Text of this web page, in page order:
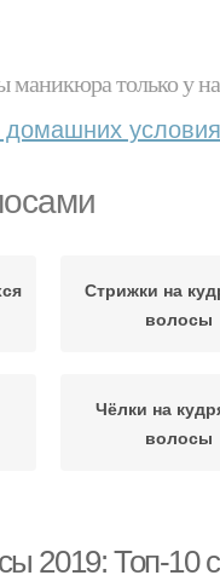
маникюра только у
Стрижки на
волосы
Чёлки на
волосы
2019: Топ-10